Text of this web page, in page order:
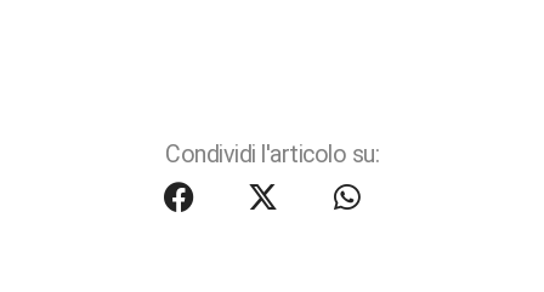
Condividi l'articolo su: